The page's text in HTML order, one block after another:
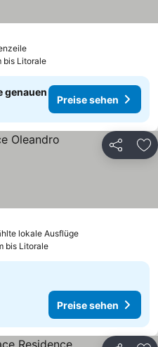
Preise sehen
bis Litorale
genauen
Preise sehen
Teilen
lokale AusflügePreise sehen
bis Litorale
Preise sehen